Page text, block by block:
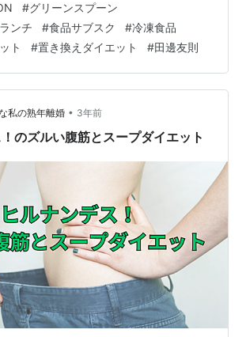
SPOON green-spoon.jp ”GREEN
流行りの定期購入型の冷凍食品サービ
でも自分のカラダとココロを気遣った、
単に楽しみたい。そんな想いから創っ
SPOONです。（公式HPよ…
#グリーンスプーン
ンチ #食品サブスク #冷凍食品
ト #置き換えダイエット #田邊友則
私の熟年離婚 • 3年前
のズルい腹筋とスープダイエット